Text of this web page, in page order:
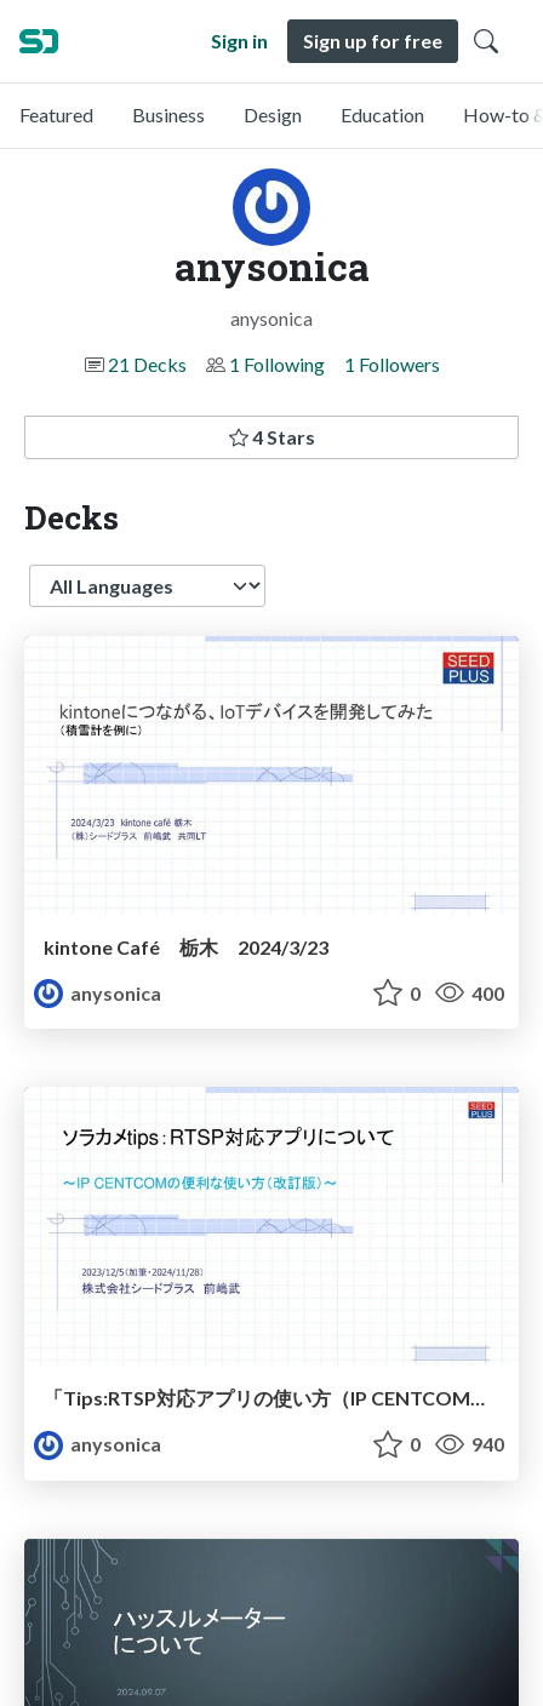
Sign in Sign up for free
Featured Business Design Education How-to
anysonica
anysonica
21 Decks
1 Following 1 Followers
4 Stars
Decks
Language
kintone Café 栃木 2024/3/23
anysonica
0 400
「Tips:RTSP対応アプリの使い方（IP CENTCOM）」を加筆しました。
anysonica
0 940